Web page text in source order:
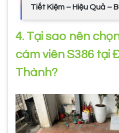
Tiết Kiệm – Hiệu Quả –
4. Tại sao nên
cám viên S386 tại
Thành?